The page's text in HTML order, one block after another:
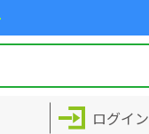
ログイン